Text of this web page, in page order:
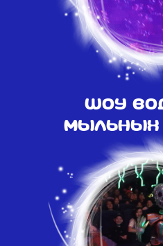
Шоу
мыльных